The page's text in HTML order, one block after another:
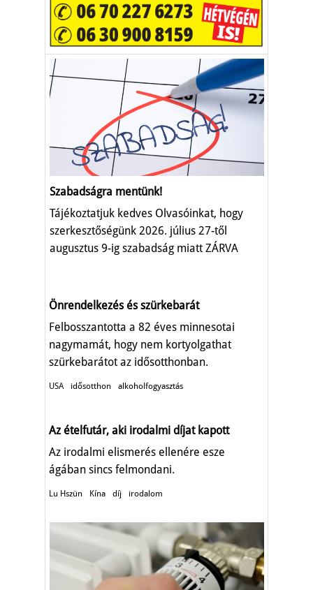
Szabadságra mentünk!
Tájékoztatjuk kedves Olvasóinkat, hogy
szerkesztőségünk 2026. július 27-től
augusztus 9-ig szabadság miatt ZÁRVA
Önrendelkezés és szürkebarát
Felbosszantotta a 82 éves minnesotai
nagymamát, hogy nem kortyolgathat
szürkebarátot az idősotthonban.
USA idősotthon alkoholfogyasztás
Az ételfutár, aki irodalmi díjat kapott
Az irodalmi elismerés ellenére esze
ágában sincs felmondani.
Lu Hszün Kína díj irodalom